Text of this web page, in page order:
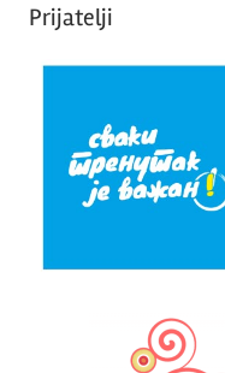
Prijatelji